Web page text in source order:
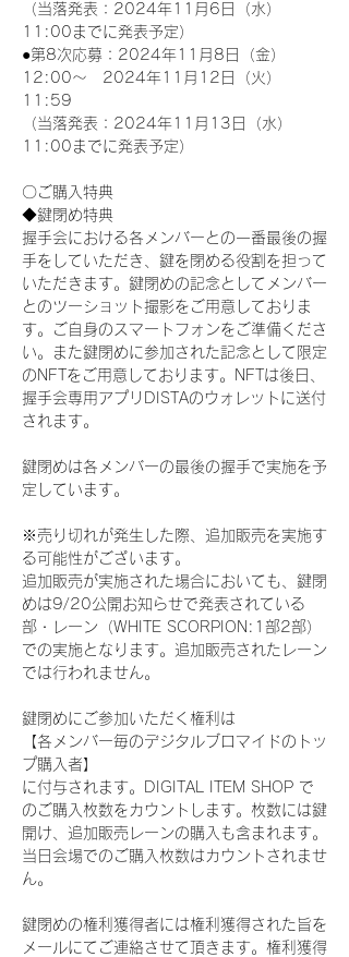
（当落発表：2024年11月6日（水）
11:00までに発表予定）
●第8次応募：2024年11月8日（金）
12:00～　2024年11月12日（火）
11:59
（当落発表：2024年11月13日（水）
11:00までに発表予定）
〇ご購入特典
◆鍵閉め特典
握手会における各メンバーとの一番最後の握
手をしていただき、鍵を閉める役割を担って
いただきます。鍵閉めの記念としてメンバー
とのツーショット撮影をご用意しておりま
す。ご自身のスマートフォンをご準備くださ
い。また鍵閉めに参加された記念として限定
のNFTをご用意しております。NFTは後日、
握手会専用アプリDISTAのウォレットに送付
されます。
鍵閉めは各メンバーの最後の握手で実施を予
定しています。
※売り切れが発生した際、追加販売を実施す
る可能性がございます。
追加販売が実施された場合においても、鍵閉
めは9/20公開お知らせで発表されている
部・レーン（WHITE SCORPION:1部2部）
での実施となります。追加販売されたレーン
では行われません。
鍵閉めにご参加いただく権利は
【各メンバー毎のデジタルブロマイドのトッ
プ購入者】
に付与されます。DIGITAL ITEM SHOP で
のご購入枚数をカウントします。枚数には鍵
開け、追加販売レーンの購入も含まれます。
当日会場でのご購入枚数はカウントされませ
ん。
鍵閉めの権利獲得者には権利獲得された旨を
メールにてご連絡させて頂きます。権利獲得